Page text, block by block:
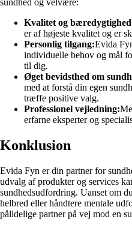
sundhed og velvære:
Kvalitet og
er af højeste kvalitet og er
Personlig tilgang:Evida
individuelle behov og mål
til dig.
Øget bevidsthed om
med at forstå din egen
træffe positive valg.
Professionel vejledning:
erfarne eksperter og
Konklusion
Evida Fyn er din partner for
udvalg af produkter og services
sundhedsudfordring. Uanset om
helbred eller håndtere mentale
pålidelige partner på vej mod en